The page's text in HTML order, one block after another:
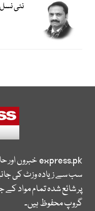
نئی
express.pkخبروں اور
سب سے زیادہ وزٹ کی
پر شائع شدہ تمام مواد
گروپ محفوظ ہیں۔